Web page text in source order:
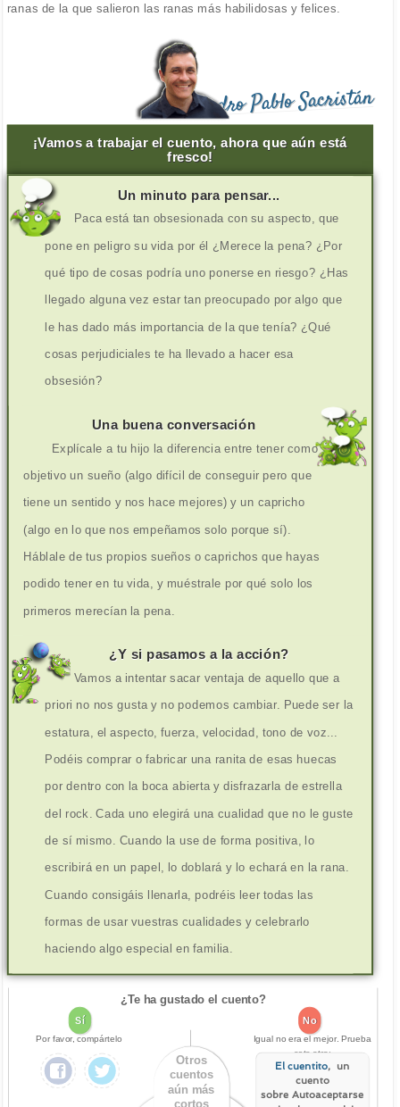
ranas de la que salieron las ranas más habilidosas y felices.
Pedro Pablo Sacristán
¡Vamos a trabajar el cuento, ahora que aún está
fresco!
Un minuto para pensar...
Paca está tan obsesionada con su aspecto, que
pone en peligro su vida por él ¿Merece la pena? ¿Por
qué tipo de cosas podría uno ponerse en riesgo? ¿Has
llegado alguna vez estar tan preocupado por algo que
le has dado más importancia de la que tenía? ¿Qué
cosas perjudiciales te ha llevado a hacer esa
obsesión?
Una buena conversación
Explícale a tu hijo la diferencia entre tener como
objetivo un sueño (algo difícil de conseguir pero que
tiene un sentido y nos hace mejores) y un capricho
(algo en lo que nos empeñamos solo porque sí).
Háblale de tus propios sueños o caprichos que hayas
podido tener en tu vida, y muéstrale por qué solo los
primeros merecían la pena.
¿Y si pasamos a la acción?
Vamos a intentar sacar ventaja de aquello que a
priori no nos gusta y no podemos cambiar. Puede ser la
estatura, el aspecto, fuerza, velocidad, tono de voz...
Podéis comprar o fabricar una ranita de esas huecas
por dentro con la boca abierta y disfrazarla de estrella
del rock. Cada uno elegirá una cualidad que no le guste
de sí mismo. Cuando la use de forma positiva, lo
escribirá en un papel, lo doblará y lo echará en la rana.
Cuando consigáis llenarla, podréis leer todas las
formas de usar vuestras cualidades y celebrarlo
haciendo algo especial en familia.
¿Te ha gustado el cuento?
Sí
Por favor, compártelo
No
Igual no era el mejor. Prueba
este otro:
El cuentito, un
cuento
sobre Autoaceptarse
Otros
cuentos
aún más
cortos